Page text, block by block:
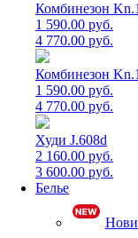
Комбинезон
1 590.00 руб.
4 770.00 руб.
Комбинезон
1 590.00 руб.
4 770.00 руб.
Худи J.608d
2 160.00 руб.
3 600.00 руб.
Белье